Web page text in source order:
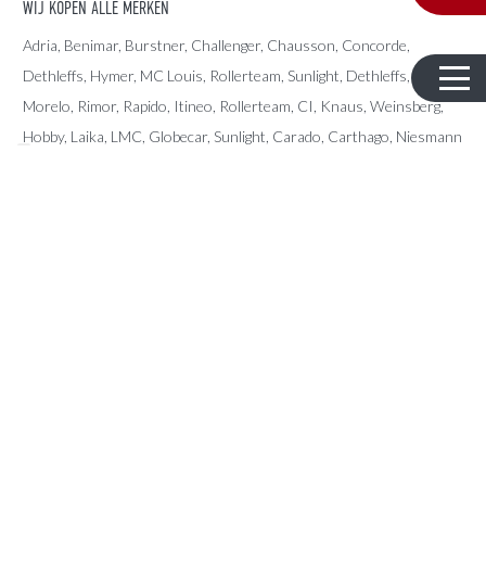
WIJ KOPEN ALLE MERKEN
Adria , Benimar, Burstner, Challenger, Chausson, Concorde,
Dethleffs Hymer, MC Louis , Rollerteam, Sunlight, Dethleffs,
Morelo, Rimor, Rapido, Itineo, Rollerteam, CI, Knaus, Weinsberg,
Hobby, Laika, LMC, Globecar, Sunlight, Carado, Carthago, Niesmann